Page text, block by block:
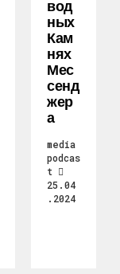
Вод
Ных
Кам
Нях
Мес
Сенд
Жер
А
media
podcas
t
25.04
.2024